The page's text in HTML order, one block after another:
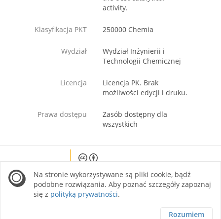
activity.
Klasyfikacja PKT 250000 Chemia
Wydział
Wydział Inżynierii i
Technologii Chemicznej
Licencja
Licencja PK. Brak
możliwości edycji i druku.
Prawa dostępu
Zasób dostępny dla
wszystkich
site is licensed under a Creative Commons
Attribution 4.0 International license.
Na stronie wykorzystywane są pliki cookie, bądź
podobne rozwiązania. Aby poznać szczegóły zapoznaj
się z polityką prywatności.
Rozumiem